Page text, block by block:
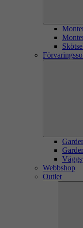
Webbshop
Outlet